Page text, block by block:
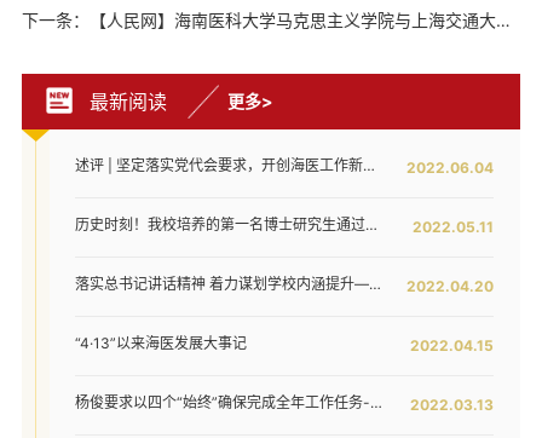
下一条：【人民网】海南医科大学马克思主义学院与上海交通大学马克思主义学院结对共建
最新阅读 更多>
2022.06.04
述评 | 坚定落实党代会要求，开创海医工作新局面——写在全面落实省第八次党代会对海医发展提出新要求之时
2022.05.11
历史时刻！我校培养的第一名博士研究生通过答辩！
2022.04.20
落实总书记讲话精神 着力谋划学校内涵提升——我校召开发展战略咨询委员会第二次工作会议
2022.04.15
“4·13”以来海医发展大事记
2022.03.13
杨俊要求以四个“始终”确保完成全年工作任务--我校六届五次教代会暨七届二次工代会胜利闭幕